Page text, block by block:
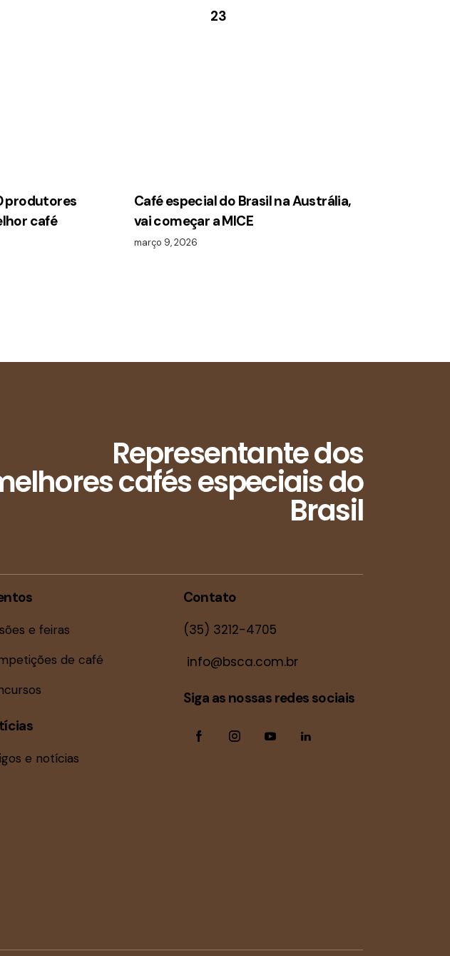
23
produtores
café
Café especial do Brasil na Austrália,
vai começar a MICE
março 9, 2026
Representante dos
cafés especiais do
Brasil
e feiras
de café
e notícias
Contato
(35) 3212-4705
info@bsca.com.br
Siga as nossas redes sociais